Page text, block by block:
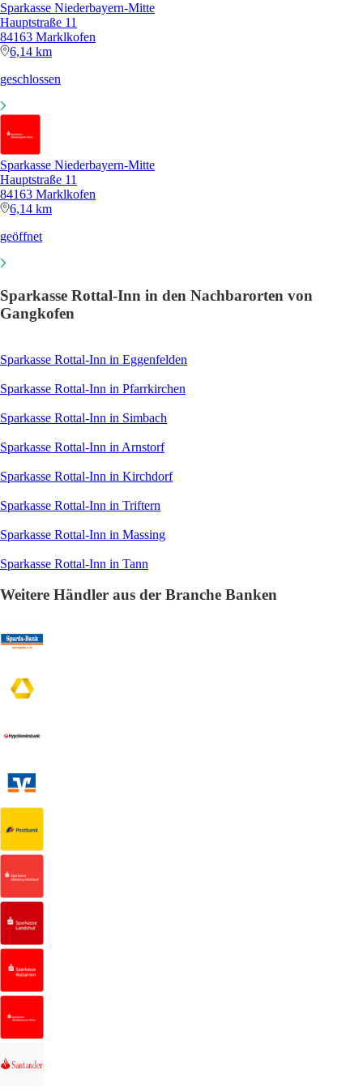
Sparkasse Niederbayern-Mitte
Hauptstraße 11
84163 Marklkofen
6,14 km
geschlossen
Sparkasse Niederbayern-Mitte
Hauptstraße 11
84163 Marklkofen
6,14 km
geöffnet
Sparkasse Rottal-Inn in den Nachbarorten von
Gangkofen
Sparkasse Rottal-Inn in Eggenfelden
Sparkasse Rottal-Inn in Pfarrkirchen
Sparkasse Rottal-Inn in Simbach
Sparkasse Rottal-Inn in Arnstorf
Sparkasse Rottal-Inn in Kirchdorf
Sparkasse Rottal-Inn in Triftern
Sparkasse Rottal-Inn in Massing
Sparkasse Rottal-Inn in Tann
Weitere Händler aus der Branche Banken